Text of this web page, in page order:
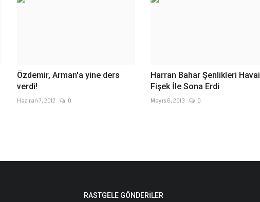
Özdemir, Arman'a yine ders
verdi!
Haziran 7, 2012 0
Harran Bahar Şenlikleri Havai
Fişek İle Sona Erdi
Mayıs 6, 2013 0
RASTGELE GÖNDERILER